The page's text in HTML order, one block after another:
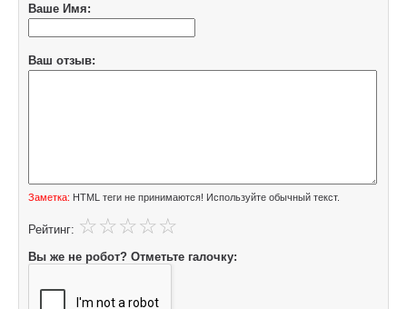
Ваше Имя:
Ваш отзыв:
Заметка: HTML теги не принимаются! Используйте обычный текст.
Рейтинг:
Вы же не робот? Отметьте галочку: